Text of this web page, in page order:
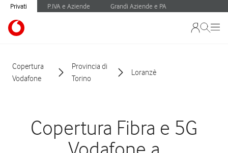
Privati P.IVA e Aziende Grandi Aziende e PA
Copertura
Vodafone
Provincia di
Torino
Loranzè
Copertura Fibra e 5G